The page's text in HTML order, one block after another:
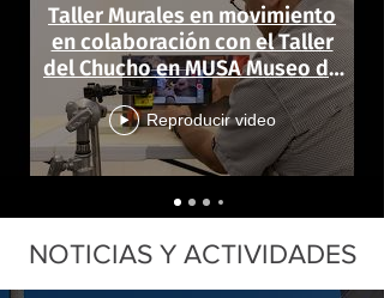
Taller Murales en movimiento
en colaboración con el Taller
del Chucho en MUSA Museo de
las Artes
Reproducir video
NOTICIAS Y ACTIVIDADES